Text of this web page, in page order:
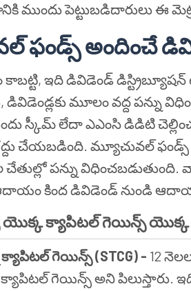
ముందు పెట్టుబడిదారులు ఈ
ఫండ్స్ అందించే
ఇది డివిడెండ్ డిస్ట్రిబ్యూషన్
డివిడెండ్లకు మూలం వద్ద పన్ను
స్కీమ్ లేదా ఎఎంసి డిడిటి
చేయబడింది. మ్యూచువల్
పన్ను విధించబడుతుంది.
కింద డివిడెండ్ నుండి
యొక్క క్యాపిటల్ గెయిన్స్ యొక్క
క్యాపిటల్ గెయిన్స్ (STCG) - 12
క్యాపిటల్ గెయిన్స్ అని పిలుస్తారు.